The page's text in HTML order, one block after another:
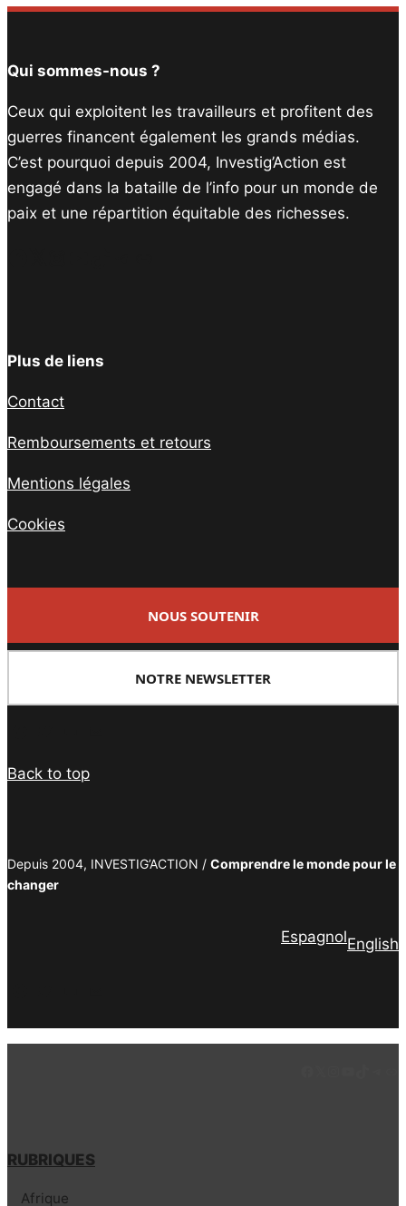
Qui sommes-nous ?
Ceux qui exploitent les travailleurs et profitent des
guerres financent également les grands médias.
C’est pourquoi depuis 2004, Investig’Action est
engagé dans la bataille de l’info pour un monde de
paix et une répartition équitable des richesses.
Plus de liens
Contact
Remboursements et retours
Mentions légales
Cookies
NOUS SOUTENIR
NOTRE NEWSLETTER
Back to top
Depuis 2004, INVESTIG’ACTION / Comprendre le monde pour le
changer
EspagnolEnglish
RUBRIQUES
Afrique